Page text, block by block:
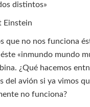
distintos»
Einstein
que no nos funciona
«inmundo mundo
¿Qué hacemos
del avión si ya vimos
no funciona?